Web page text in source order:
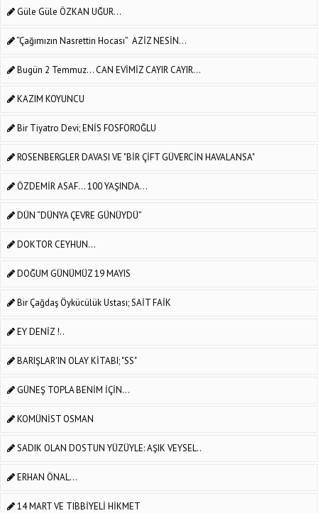
Güle Güle ÖZKAN UĞUR...
“Çağımızın Nasrettin Hocası” AZİZ NESİN...
Bugün 2 Temmuz... CAN EVİMİZ CAYIR CAYIR...
KAZIM KOYUNCU
Bir Tiyatro Devi; ENİS FOSFOROĞLU
ROSENBERGLER DAVASI VE "BİR ÇİFT GÜVERCİN HAVALANSA"
ÖZDEMİR ASAF... 100 YAŞINDA...
DÜN “DÜNYA ÇEVRE GÜNÜYDÜ”
DOKTOR CEYHUN…
DOĞUM GÜNÜMÜZ 19 MAYIS
Bir Çağdaş Öykücülük Ustası; SAİT FAİK
EY DENİZ !..
BARIŞLAR'IN OLAY KİTABI; "SS"
GÜNEŞ TOPLA BENİM İÇİN…
KOMÜNİST OSMAN
SADIK OLAN DOSTUN YÜZÜYLE: AŞIK VEYSEL..
ERHAN ÖNAL...
14 MART VE TIBBİYELİ HİKMET